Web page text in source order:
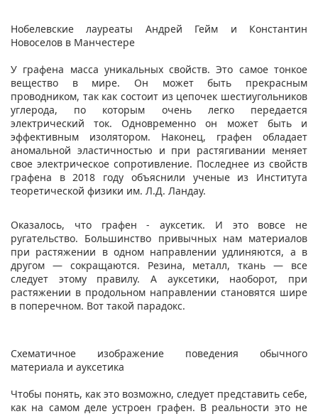
Нобелевские лауреаты Андрей Гейм и Константин
Новоселов в Манчестере
У графена масса уникальных свойств. Это самое тонкое
вещество в мире. Он может быть прекрасным
проводником, так как состоит из цепочек шестиугольников
углерода, по которым очень легко передается
электрический ток. Одновременно он может быть и
эффективным изолятором. Наконец, графен обладает
аномальной эластичностью и при растягивании меняет
свое электрическое сопротивление. Последнее из свойств
графена в 2018 году объяснили ученые из Института
теоретической физики им. Л.Д. Ландау.
Оказалось, что графен - ауксетик. И это вовсе не
ругательство. Большинство привычных нам материалов
при растяжении в одном направлении удлиняются, а в
другом — сокращаются. Резина, металл, ткань — все
следует этому правилу. А ауксетики, наоборот, при
растяжении в продольном направлении становятся шире
в поперечном. Вот такой парадокс.
Схематичное изображение поведения обычного
материала и ауксетика
Чтобы понять, как это возможно, следует представить себе,
как на самом деле устроен графен. В реальности это не